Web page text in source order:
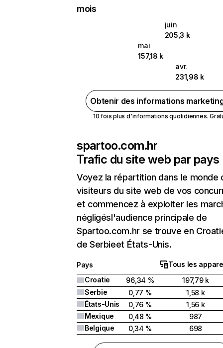
mois
juin
205,3 k
mai
157,18 k
avr.
231,98 k
Obtenir des informations
10 fois plus d'informations quotidiennes.
spartoo.com.hr
Trafic du site web par pays
Voyez la répartition dans le monde
visiteurs du site web de vos
et commencez à exploiter les
négligésl'audience principale de
Spartoo.com.hr se trouve en
de Serbieet États-Unis.
Pays
Tous les
Croatie
96,34 %
197,79 k
Serbie
0,77 %
1,58 k
États-Unis
0,76 %
1,56 k
Mexique
0,48 %
987
Belgique
0,34 % 698